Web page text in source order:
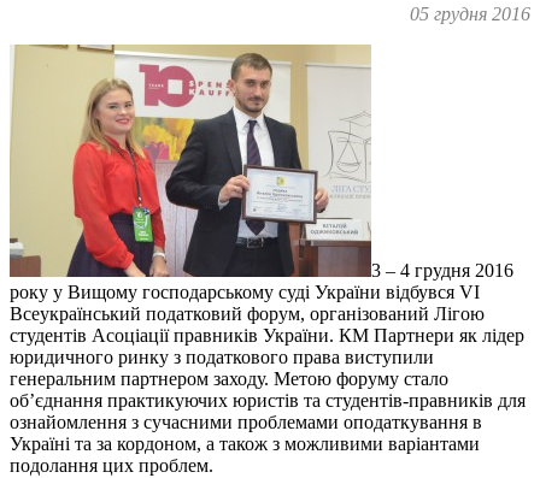
05 грудня 2016
3 – 4 грудня 2016
року у Вищому господарському суді України відбувся VІ
Всеукраїнський податковий форум, організований Лігою
студентів Асоціації правників України. КМ Партнери як лідер
юридичного ринку з податкового права виступили
генеральним партнером заходу. Метою форуму стало
об’єднання практикуючих юристів та студентів-правників для
ознайомлення з сучасними проблемами оподаткування в
Україні та за кордоном, а також з можливими варіантами
подолання цих проблем.